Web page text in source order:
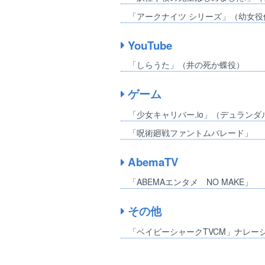
「アークナイツ シリーズ」（幼女役
YouTube
「しらうた」（井の死か蝶役）
ゲーム
「少女キャリバー.io」（デュランダ
「呪術廻戦ファントムパレード」
AbemaTV
「ABEMAエンタメ NO MAKE」
その他
「ベイビーシャークTVCM」ナレー